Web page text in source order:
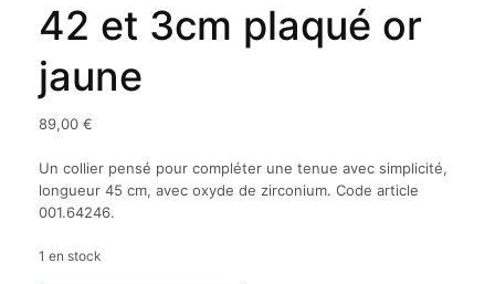
42 et 3cm plaqué or
jaune
89,00 €
Un collier pensé pour compléter une tenue avec simplicité,
longueur 45 cm, avec oxyde de zirconium. Code article
001.64246.
1 en stock